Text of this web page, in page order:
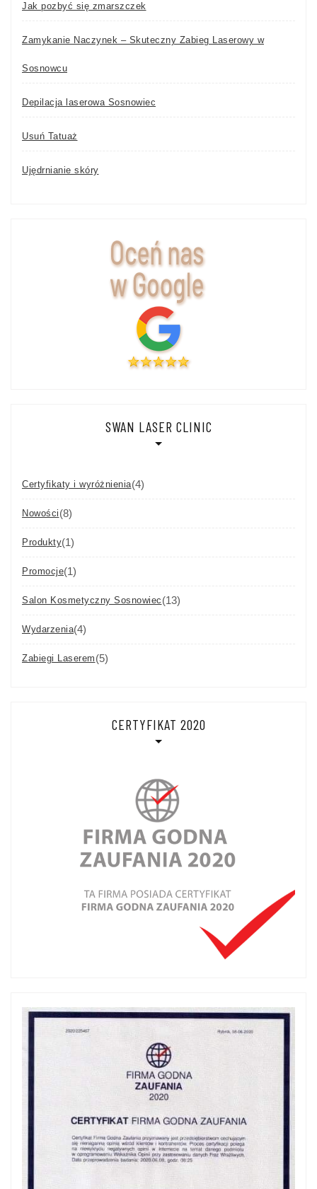
Jak pozbyć się zmarszczek
Zamykanie Naczynek – Skuteczny Zabieg Laserowy w
Sosnowcu
Depilacja laserowa Sosnowiec
Usuń Tatuaż
Ujędrnianie skóry
SWAN LASER CLINIC
Certyfikaty i wyróżnienia(4)
Nowości (8)
Produkty(1)
Promocje(1)
Salon Kosmetyczny Sosnowiec (13)
Wydarzenia(4)
Zabiegi Laserem (5)
CERTYFIKAT 2020